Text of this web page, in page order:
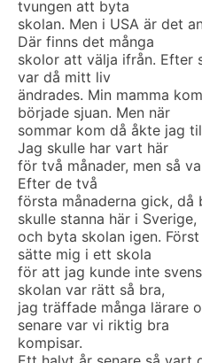
tvungen att byta
skolan. Men i USA är det
Där finns det många
skolor att välja ifrån. Efter
var då mitt liv
ändrades. Min mamma
började sjuan. Men när
sommar kom då åkte jag
Jag skulle har vart här
för två månader, men så
Efter de två
första månaderna gick, då
skulle stanna här i Sverige,
och byta skolan igen.
sätte mig i ett skola
för att jag kunde inte
skolan var rätt så bra,
jag träffade många lärare
senare var vi riktig bra
kompisar.